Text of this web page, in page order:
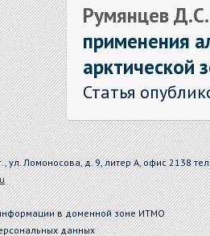
Румянцев
применения
арктической
Статья
ул. Ломоносова, д. 9, литер А, офис 2138
в доменной зоне ИТМО
данных